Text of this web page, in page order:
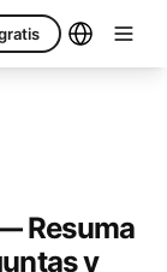
Resuma
y